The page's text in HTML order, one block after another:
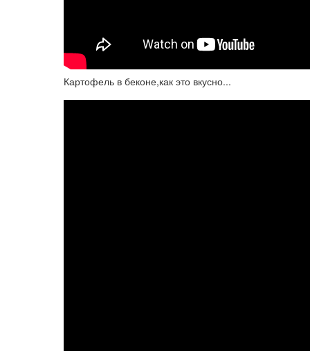
Картофель в беконе,как это вкусно...